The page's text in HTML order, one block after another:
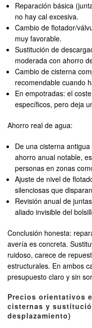
Reparación básica
no hay cal excesiva.
Cambio de flotador/
muy favorable.
Sustitución de
moderada con ahorro
Cambio de cisterna
recomendable cuando
En empotradas: el
específicos, pero deja
Ahorro real de agua:
De una cisterna
ahorro anual notable,
personas en zonas
Ajuste de nivel de
silenciosas que
Revisión anual de
aliado invisible del
Conclusión honesta:
avería es concreta.
ruidoso, carece de
estructurales. En ambos
presupuesto claro y sin
Precios orientativos
cisternas y
desplazamiento)